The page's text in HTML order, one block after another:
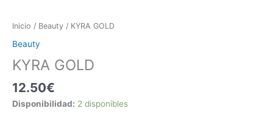
Inicio / Beauty / KYRA GOLD
Beauty
KYRA GOLD
12.50€
Disponibilidad: 2 disponibles